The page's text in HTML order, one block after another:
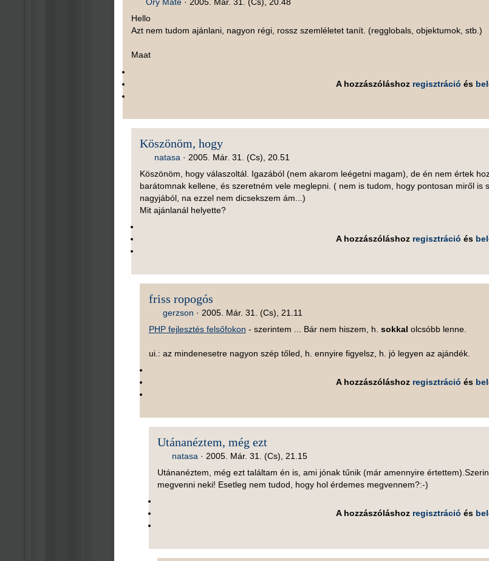
Hello
Azt nem tudom ajánlani, nagyon régi, rossz szemléletet tanít. (regglobals, objektumok, stb.)
Maat
A hozzászóláshoz regisztráció és
Köszönöm, hogy
natasa · 2005. Már. 31. (Cs), 20.51
Köszönöm, hogy válaszoltál. Igazából (nem akarom leégetni magam), de én nem értek
barátomnak kellene, és szeretném vele meglepni. ( nem is tudom, hogy pontosan miről is
nagyjából, na ezzel nem dicsekszem ám...)
Mit ajánlanál helyette?
A hozzászóláshoz regisztráció és
friss ropogós
gerzson · 2005. Már. 31. (Cs), 21.11
PHP fejlesztés felsőfokon - szerintem ... Bár nem hiszem, h. sokkal olcsóbb lenne.
ui.: az mindenesetre nagyon szép tőled, h. ennyire figyelsz, h. jó legyen az ajándék.
A hozzászóláshoz regisztráció és
Utánanéztem, még ezt
natasa · 2005. Már. 31. (Cs), 21.15
Utánanéztem, még ezt találtam én is, ami jónak tűnik (már amennyire
megvenni neki! Esetleg nem tudod, hogy hol érdemes megvennem?:-)
A hozzászóláshoz regisztráció és